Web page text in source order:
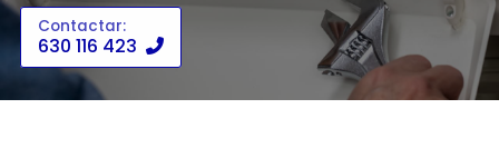
Contactar:
630 116 423